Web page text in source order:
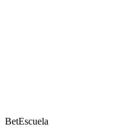
BetEscuela